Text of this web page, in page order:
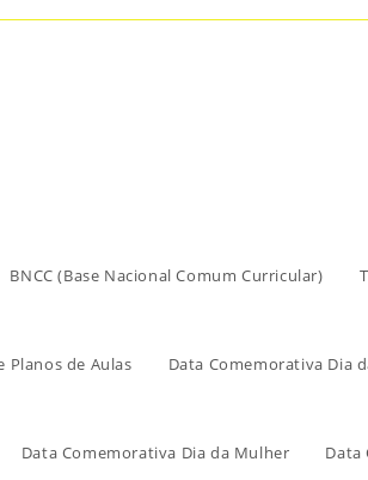
BNCC (Base Nacional Comum Curricular)
Planos de Aulas Data Comemorativa Dia
Data Comemorativa Dia da Mulher Data